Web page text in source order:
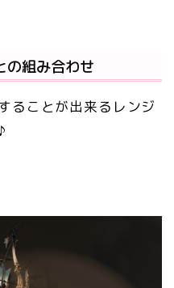
の組み合わせ
ることが出来るレンジ